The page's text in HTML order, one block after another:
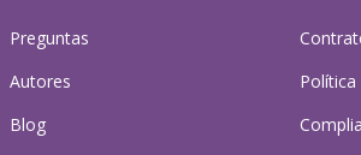
Preguntas
Autores
Blog
Política